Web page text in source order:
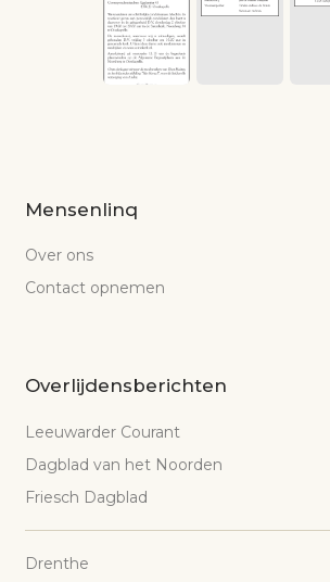
Mensenlinq
Over ons
Contact opnemen
Overlijdensberichten
Leeuwarder Courant
Dagblad van het Noorden
Friesch Dagblad
Drenthe